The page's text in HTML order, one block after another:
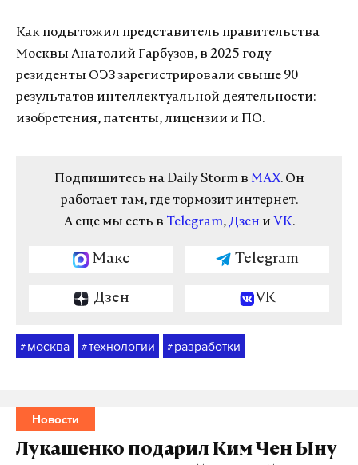
Как подытожил представитель правительства
Москвы Анатолий Гарбузов, в 2025 году
резиденты ОЭЗ зарегистрировали свыше 90
результатов интеллектуальной деятельности:
изобретения, патенты, лицензии и ПО.
Подпишитесь на Daily Storm в MAX. Он
работает там, где тормозит интернет.
А еще мы есть в Telegram, Дзен и VK.
Макс Telegram
Дзен VK
# москва #технологии # разработки
Новости
Лукашенко подарил Ким Чен Ыну